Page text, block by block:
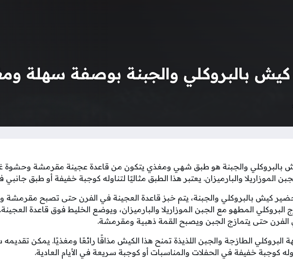
بالبروكلي والجبنة بوصفة سهلة
بالبروكلي والجبنة هو طبق شهي ومغذي يتكون من قاعدة عجينة مقرمشة وحشوة
الموزاريلا والبارميزان. يعتبر هذا الطبق مثاليًا لتناوله كوجبة خفيفة أو طبق جانبي
كيش بالبروكلي والجبنة، يتم خبز قاعدة العجينة في الفرن حتى تصبح مقرمشة
البروكلي المطهو مع الجبن الموزاريلا والبارميزان، ويوضع الخليط فوق قاعدة
الفرن حتى يتمازج الجبن ويصبح القمة ذهبية ومقرمشة.
البروكلي الطازجة والجبن اللذيذة تمنح هذا الكيش مذاقًا رائعًا ومغذيًا. يمكن تقديمه
كوجبة خفيفة في الحفلات والمناسبات أو كوجبة سريعة في الأيام العادية.